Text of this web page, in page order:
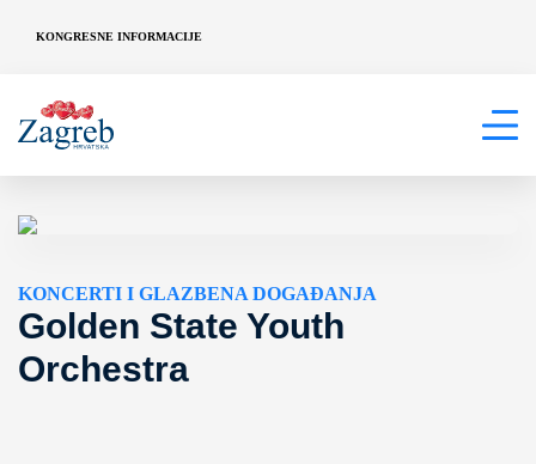
KONGRESNE INFORMACIJE
KONCERTI I GLAZBENA DOGAĐANJA
Golden State Youth
Orchestra